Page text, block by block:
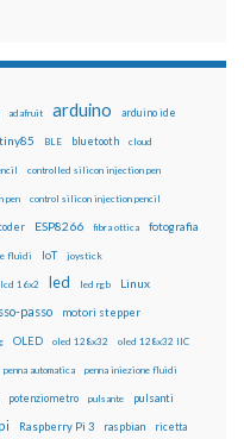
adafruit arduino arduino ide
BLE bluetooth cloud
controlled silicon injection pen
pen control silicon injection pencil
ESP8266 fibra ottica fotografia
fluidi IoT joystick
lcd 16x2 led led rgb Linux
passo motori stepper
OLED oled 128x32 oled 128x32 IIC
penna automatica penna iniezione fluidi
potenziometro pulsante pulsanti
Raspberry Pi 3 raspbian ricetta